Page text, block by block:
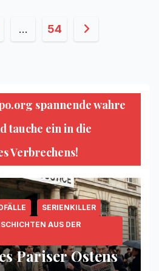
… 54
spannende wahre
tauche ein in die
Verbrechens!
SERIENKILLER
AUS DER
Pariser Ostens